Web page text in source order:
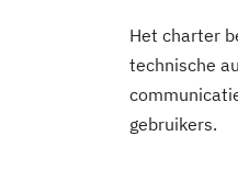
Het charter
technische
gebruikers.